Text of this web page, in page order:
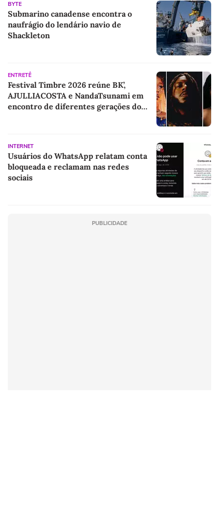
BYTE
Submarino canadense encontra o
naufrágio do lendário navio de
Shackleton
ENTRETÊ
Festival Timbre 2026 reúne BK’,
AJULLIACOSTA e NandaTsunami em
encontro de diferentes gerações do
INTERNET
Usuários do WhatsApp relatam conta
bloqueada e reclamam nas redes
sociais
PUBLICIDADE